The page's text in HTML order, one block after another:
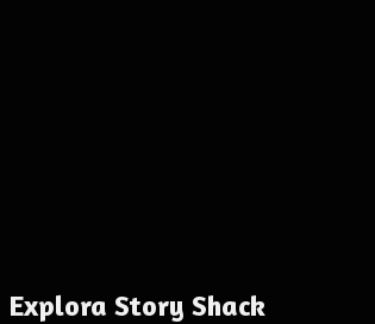
Explora Story Shack